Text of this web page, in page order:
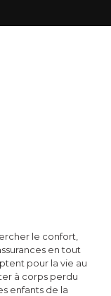
le confort,
en tout
pour la vie au
à corps perdu
enfants de la